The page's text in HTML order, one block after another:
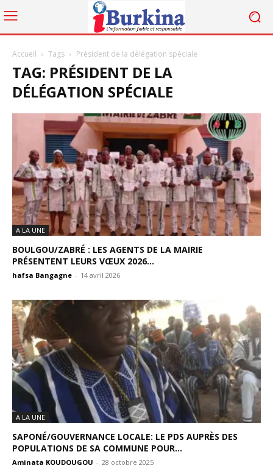
Accueil Tags Président de la délégation spéciale
TAG: PRÉSIDENT DE LA
DÉLÉGATION SPÉCIALE
A LA UNE
BOULGOU/ZABRÉ : LES AGENTS DE LA MAIRIE
PRÉSENTENT LEURS VŒUX 2026...
hafsa Bangagne - 14 avril 2026
A LA UNE
SAPONÉ/GOUVERNANCE LOCALE: LE PDS AUPRÈS DES
POPULATIONS DE SA COMMUNE POUR...
Aminata KOUDOUGOU - 28 octobre 2025